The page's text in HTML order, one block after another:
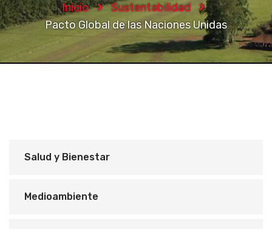
Inicio
Sustentabilidad
Pacto Global de las Naciones Unidas
Salud y Bienestar
Medioambiente